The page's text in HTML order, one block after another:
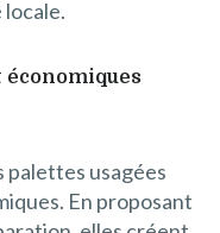
économiques
palettes usagées
En proposant